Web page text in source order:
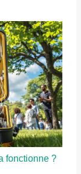
fonctionne ?